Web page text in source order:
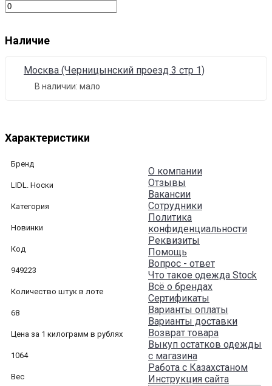
Наличие
Москва (Черницынский проезд 3 стр 1)
В наличии: мало
Характеристики
Бренд
LIDL. Носки
Категория
Новинки
Код
949223
Количество штук в лоте
68
Цена за 1 килограмм в рублях
1064
Вес
О компании
Отзывы
Вакансии
Сотрудники
Политика
конфиденциальности
Реквизиты
Помощь
Вопрос - ответ
Что такое одежда Stock
Всё о брендах
Сертификаты
Варианты оплаты
Варианты доставки
Возврат товара
Выкуп остатков одежды
с магазина
Работа с Казахстаном
Инструкция сайта